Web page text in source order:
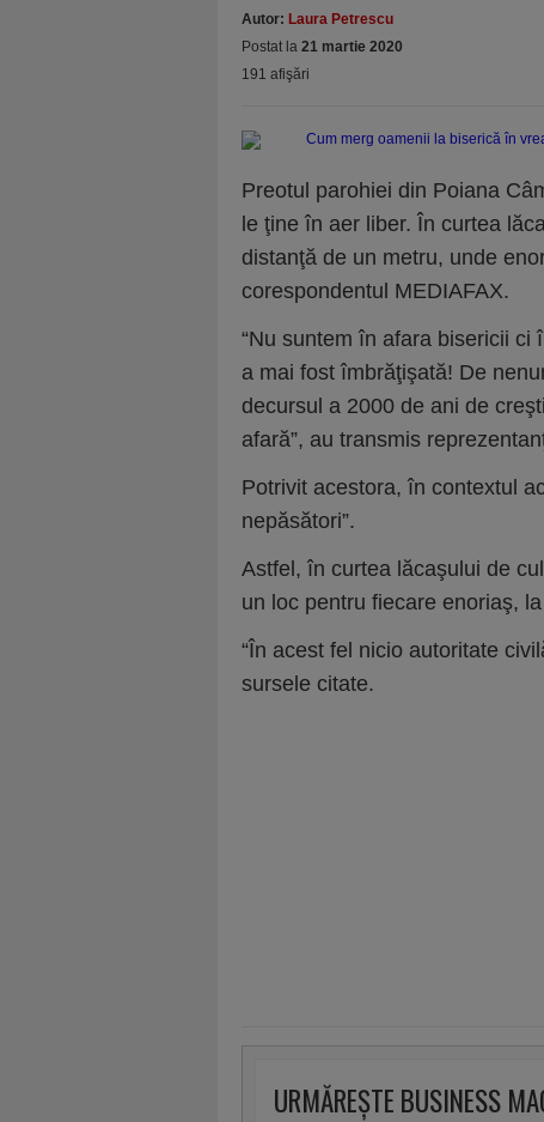
Autor: Laura Petrescu
Postat la 21 martie 2020
191 afişări
Preotul parohiei din Poiana
le ţine în aer liber. În curtea
distanţă de un metru, unde
corespondentul MEDIAFAX.
“Nu suntem în afara bisericii
a mai fost îmbrăţişată! De
decursul a 2000 de ani de
afară”, au transmis
Potrivit acestora, în contextul
nepăsători”.
Astfel, în curtea lăcaşului de
un loc pentru fiecare enoriaş,
“În acest fel nicio autoritate
sursele citate.
URMĂREȘTE BUSINESS